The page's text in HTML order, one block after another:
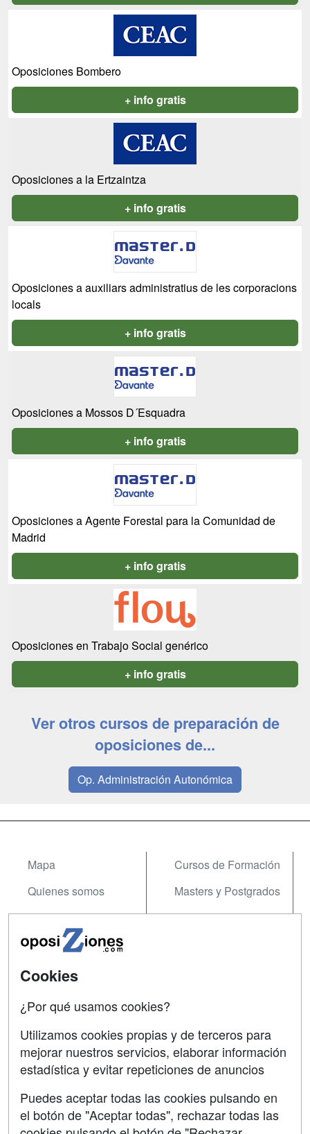
Oposiciones Bombero
+ info gratis
Oposiciones a la Ertzaintza
+ info gratis
Oposiciones a auxiliars administratius de les corporacions
locals
+ info gratis
Oposiciones a Mossos D´Esquadra
+ info gratis
Oposiciones a Agente Forestal para la Comunidad de
Madrid
+ info gratis
Oposiciones en Trabajo Social genérico
+ info gratis
Ver otros cursos de preparación de
oposiciones de...
Op. Administración Autonómica
Mapa
Quienes somos
Tarifas publicidad
Acceso Usuarios
Acceso Centros
Cursos de Formación
Masters y Postgrados
Cursos FP
Contactar
Confidencialidad
Aviso legal
Copyleft
Cookies
¿Por qué usamos cookies?
Utilizamos cookies propias y de terceros para
mejorar nuestros servicios, elaborar información
estadística y evitar repeticiones de anuncios
Puedes aceptar todas las cookies pulsando en
el botón de "Aceptar todas", rechazar todas las